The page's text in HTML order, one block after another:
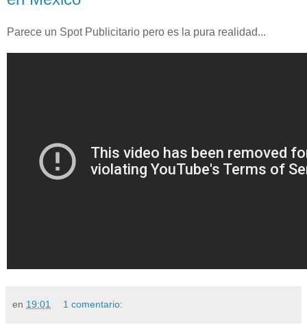
Parece un Spot Publicitario pero es la pura realidad...
en 19:01 1 comentario: